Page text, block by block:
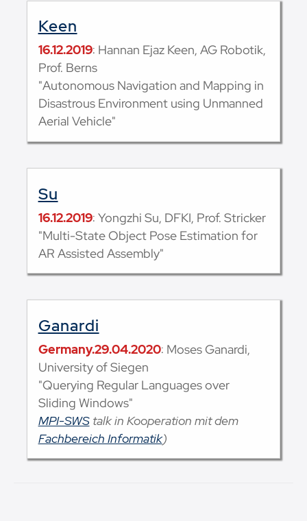
Keen
16.12.2019: Hannan Ejaz Keen, AG Robotik,
Prof. Berns
"Autonomous Navigation and Mapping in
Disastrous Environment using Unmanned
Aerial Vehicle"
Su
16.12.2019: Yongzhi Su, DFKI, Prof. Stricker
"Multi-State Object Pose Estimation for
AR Assisted Assembly"
Ganardi
Germany.29.04.2020: Moses Ganardi,
University of Siegen
"Querying Regular Languages over
Sliding Windows"
MPI-SWStalk in Kooperation mit dem
Fachbereich Informatik)